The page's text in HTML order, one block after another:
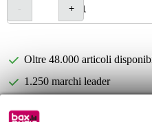
Oltre 48.000 articoli
1.250 marchi leader